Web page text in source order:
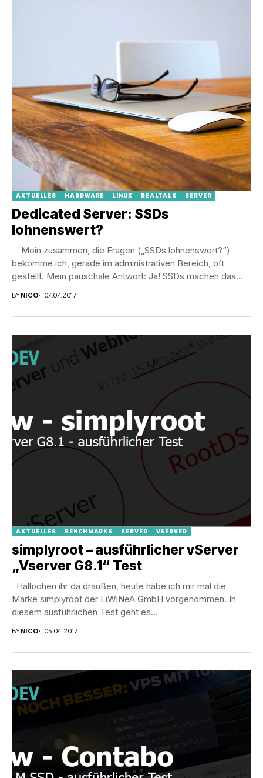
AKTUELLES HARDWARE LINUX REALTALK SERVER
Dedicated Server: SSDs
lohnenswert?
Moin zusammen, die Fragen („SSDs lohnenswert?“)
bekomme ich, gerade im administrativen Bereich, oft
gestellt. Mein pauschale Antwort: Ja! SSDs machen das...
BYNICO 07.07.2017
AKTUELLES BENCHMARKS SERVER VSERVER
simplyroot – ausführlicher vServer
„Vserver G8.1“ Test
Hallöchen ihr da draußen, heute habe ich mir mal die
Marke simplyroot der LiWiNeA GmbH vorgenommen. In
diesem ausführlichen Test geht es...
BYNICO 05.04.2017